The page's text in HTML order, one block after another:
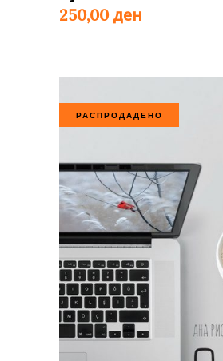
250,00 ден
РАСПРОДАДЕНО